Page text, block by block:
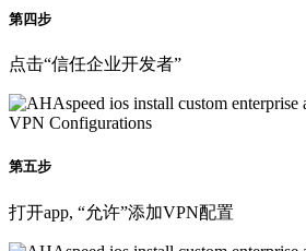
第四步
点击“信任企业开发者”
第五步
打开app, “允许”添加VPN配置